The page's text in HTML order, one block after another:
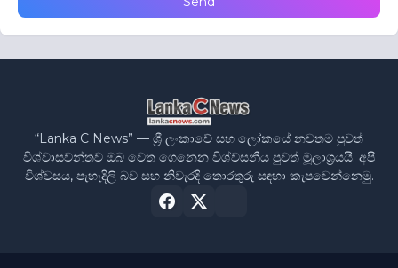
“Lanka C News” — ශ්‍රී ලංකාවේ සහ ලෝකයේ නවතම පුවත්
විශ්වාසවන්තව ඔබ වෙත ගෙනෙන විශ්වසනීය පුවත් මූලාශ්‍රයයි. අපි
විශ්වසය, පැහැදිලි බව සහ නිවැරදි තොරතුරු සඳහා කැපවෙන්නෙමු.